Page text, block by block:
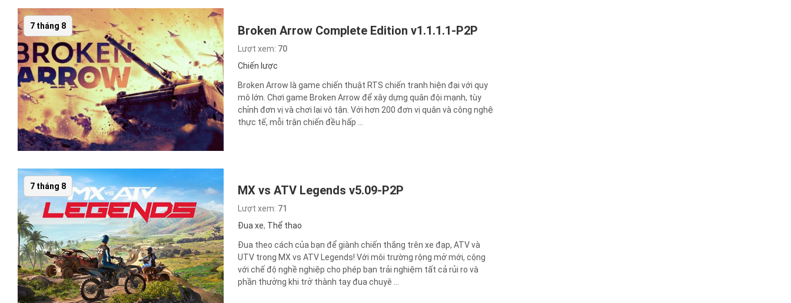
7 tháng 8 Broken Arrow Complete Edition v1.1.1.1-P2P
Lượt xem: 70
Chiến lược
Broken Arrow là game chiến thuật RTS chiến tranh hiện đại với quy
mô lớn. Chơi game Broken Arrow để xây dựng quân đội mạnh, tùy
chỉnh đơn vị và chơi lại vô tận. Với hơn 200 đơn vị quân và công nghệ
thực tế, mỗi trận chiến đều hấp ...
7 tháng 8 MX vs ATV Legends v5.09-P2P
Lượt xem: 71
Đua xe, Thể thao
Đua theo cách của bạn để giành chiến thắng trên xe đạp, ATV và
UTV trong MX vs ATV Legends! Với môi trường rộng mở mới, cộng
với chế độ nghề nghiệp cho phép bạn trải nghiệm tất cả rủi ro và
phần thưởng khi trở thành tay đua chuyê ...